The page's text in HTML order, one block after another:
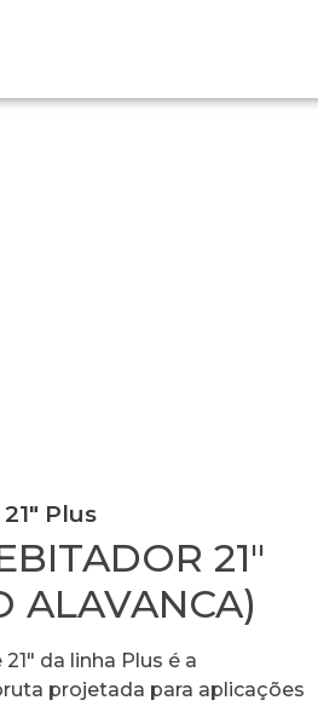
Plus
21″
ALAVANCA)
da linha Plus é a
projetada para aplicações